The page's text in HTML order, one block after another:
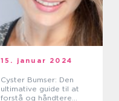
15. januar 2024
Cyster Bumser: Den
ultimative guide til at
forstå og håndtere